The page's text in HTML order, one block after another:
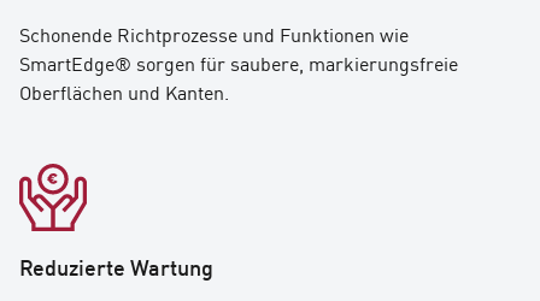
Schonende Richtprozesse und Funktionen wie
SmartEdge® sorgen für saubere, markierungsfreie
Oberflächen und Kanten.
Reduzierte Wartung